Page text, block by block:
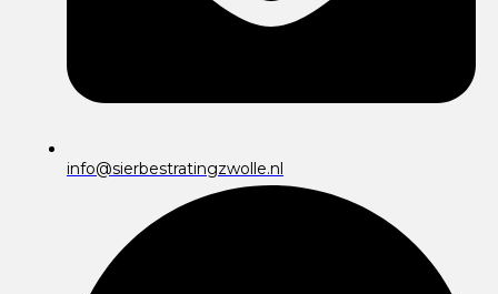
info@sierbestratingzwolle.nl